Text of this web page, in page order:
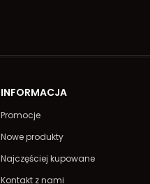
INFORMACJA
Promocje
Nowe produkty
Najczęściej kupowane
Kontakt z nami